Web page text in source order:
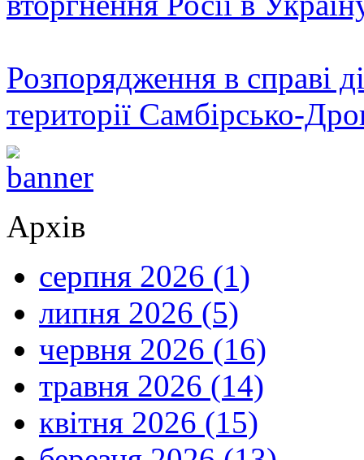
Розпорядження в справі
території Самбірсько-
Архів
серпня 2026 (1)
липня 2026 (5)
червня 2026 (16)
травня 2026 (14)
квітня 2026 (15)